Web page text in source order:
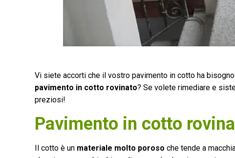
Vi siete accorti che il vostro pavimento in cotto ha
pavimento in cotto rovinato? Se volete rimediare e
preziosi!
Pavimento in cotto
Il cotto è un materiale molto poroso che tende a